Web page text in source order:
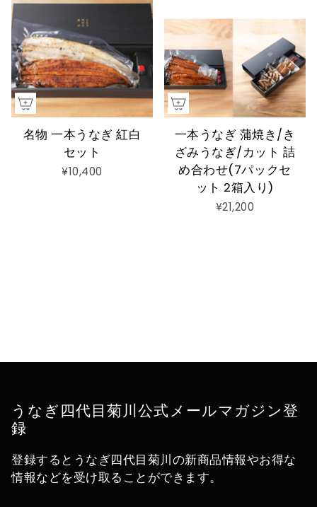
名物 一本うなぎ 紅白
セット
¥10,400
一本うなぎ 蒲焼き/き
ざみうなぎ/カット 詰
め合わせ(7パックセ
ット 2箱入り)
¥21,200
うなぎ四代目菊川公式メールマガジン登
録
登録するとうなぎ四代目菊川の新商品情報やお得な
情報などを受け取ることができます。